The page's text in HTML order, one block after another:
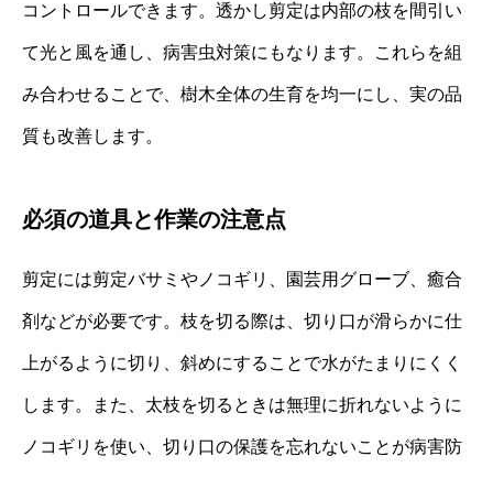
コントロールできます。透かし剪定は内部の枝を間引い
て光と風を通し、病害虫対策にもなります。これらを組
み合わせることで、樹木全体の生育を均一にし、実の品
質も改善します。
必須の道具と作業の注意点
剪定には剪定バサミやノコギリ、園芸用グローブ、癒合
剤などが必要です。枝を切る際は、切り口が滑らかに仕
上がるように切り、斜めにすることで水がたまりにくく
します。また、太枝を切るときは無理に折れないように
ノコギリを使い、切り口の保護を忘れないことが病害防